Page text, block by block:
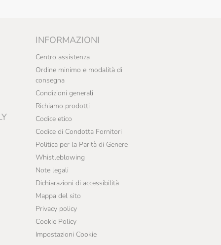
INFORMAZIONI
Centro assistenza
Ordine minimo e modalità di
consegna
Condizioni generali
Richiamo prodotti
Codice etico
Codice di Condotta Fornitori
Politica per la Parità di Genere
Whistleblowing
Note legali
Dichiarazioni di accessibilità
Mappa del sito
Privacy policy
Cookie Policy
Impostazioni Cookie